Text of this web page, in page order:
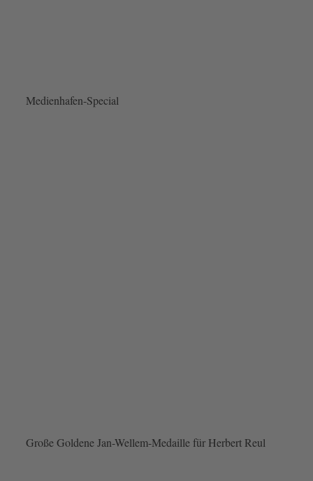
Medienhafen-Special
Große Goldene Jan-Wellem-Medaille für Herbert Reul